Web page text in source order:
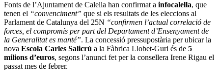
Fonts de l’Ajuntament de Calella han confirmat a infocalella, que
tenen el “convenciment” que si els resultats de les eleccions al
Parlament de Catalunya del 25N “confirmen l’actual correlació de
forces, el compromís per part del Departament d’Ensenyament de
la Generalitat es manté”. La concessió pressupostària per ubicar la
nova Escola Carles Salicrú a la Fàbrica Llobet-Guri és de 5
milions d’euros, segons l’anunci fet per la consellera Irene Rigau el
passat mes de febrer.